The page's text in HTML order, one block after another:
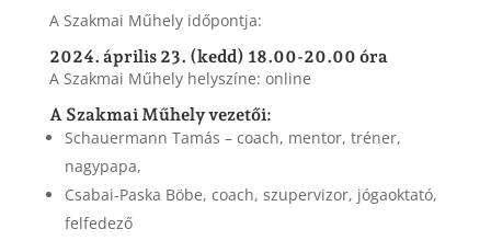
A Szakmai Műhely időpontja:
2024. április 23. (kedd) 18.00-20.00 óra
A Szakmai Műhely helyszíne: online
A Szakmai Műhely vezetői:
Schauermann Tamás – coach, mentor, tréner,
nagypapa,
Csabai-Paska Böbe, coach, szupervizor, jógaoktató,
felfedező